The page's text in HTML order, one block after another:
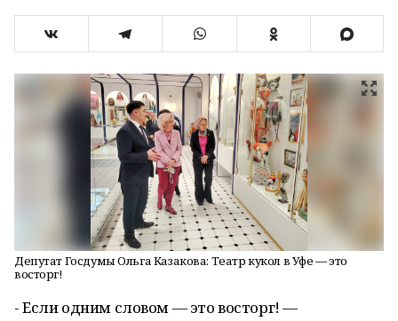
Депутат Госдумы Ольга Казакова: Театр кукол в Уфе — это
восторг!
- Если одним словом — это восторг! —